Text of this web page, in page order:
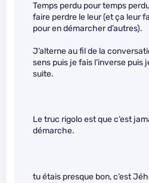
Temps perdu pour temps
faire perdre le leur (et ça leur
pour en démarcher d’autres).
J’alterne au fil de la
sens puis je fais l’inverse puis
suite.
Le truc rigolo est que c’est
démarche.
tu étais presque bon, c’est